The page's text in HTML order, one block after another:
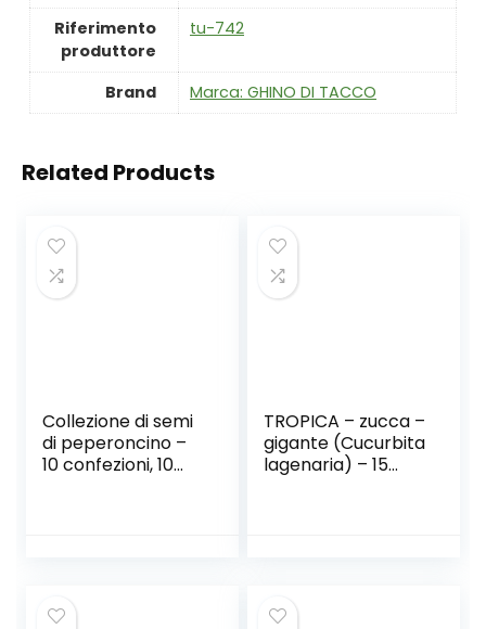
Riferimento
produttore
‎tu-742
Brand Marca: GHINO DI TACCO
Related Products
Collezione di semi
di peperoncino –
10 confezioni, 10
TROPICA – zucca –
gigante (Cucurbita
lagenaria) – 15